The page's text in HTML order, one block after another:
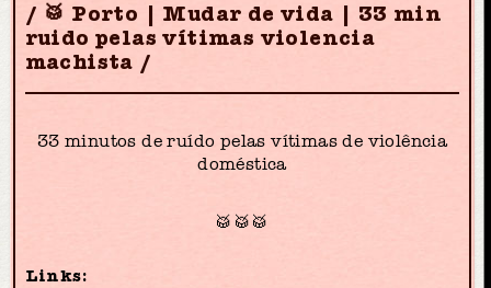
🥁 Porto | Mudar de vida | 33 min
ruido pelas vítimas violencia
machista
33 minutos de ruído pelas vítimas de violência
doméstica
🥁🥁🥁
Links: